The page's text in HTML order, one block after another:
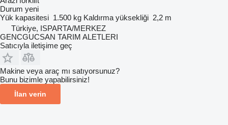
Durum yeni
Yük kapasitesi 1.500 kg Kaldırma yüksekliği 2,2 m
Türkiye, ISPARTA/MERKEZ
GENCGUCSAN TARIM ALETLERI
Satıcıyla iletişime geç
Makine veya araç mı satıyorsunuz?
Bunu bizimle yapabilirsiniz!
İlan verin